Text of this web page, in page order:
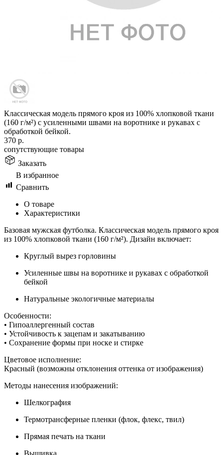
Классическая модель прямого кроя из 100% хлопковой ткани
(160 г/м²) с усиленными швами на воротнике и рукавах с
обработкой бейкой.
370 р.
сопутствующие товары
Заказать
В избранное
Сравнить
О товаре
Характеристики
Базовая мужская футболка. Классическая модель прямого кроя
из 100% хлопковой ткани (160 г/м²). Дизайн включает:
Круглый вырез горловины
Усиленные швы на воротнике и рукавах с обработкой
бейкой
Натуральные экологичные материалы
Особенности:
• Гипоаллергенный состав
• Устойчивость к зацепам и закатыванию
• Сохранение формы при носке и стирке
Цветовое исполнение:
Красный (возможны отклонения оттенка от изображения)
Методы нанесения изображений:
Шелкография
Термотрансферные пленки (флок, флекс, твил)
Прямая печать на ткани
Вышивка